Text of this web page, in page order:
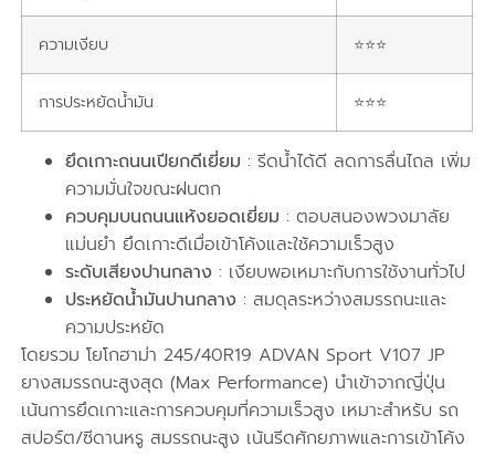
ความเงียบ ⭐⭐⭐
การประหยัดน้ำมัน ⭐⭐⭐
ยึดเกาะถนนเปียกดีเยี่ยม : รีดน้ำได้ดี ลดการลื่นไถล เพิ่ม
ความมั่นใจขณะฝนตก
ควบคุมบนถนนแห้งยอดเยี่ยม : ตอบสนองพวงมาลัย
แม่นยำ ยึดเกาะดีเมื่อเข้าโค้งและใช้ความเร็วสูง
ระดับเสียงปานกลาง : เงียบพอเหมาะกับการใช้งานทั่วไป
ประหยัดน้ำมันปานกลาง : สมดุลระหว่างสมรรถนะและ
ความประหยัด
โดยรวม โยโกฮาม่า 245/40R19 ADVAN Sport V107 JP
ยางสมรรถนะสูงสุด (Max Performance) นำเข้าจากญี่ปุ่น
เน้นการยึดเกาะและการควบคุมที่ความเร็วสูง เหมาะสำหรับ รถ
สปอร์ต/ซีดานหรู สมรรถนะสูง เน้นรีดศักยภาพและการเข้าโค้ง